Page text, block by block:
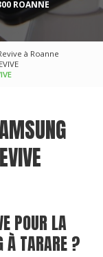
ROANNE
à Roanne
POUR LA
À TARARE ?